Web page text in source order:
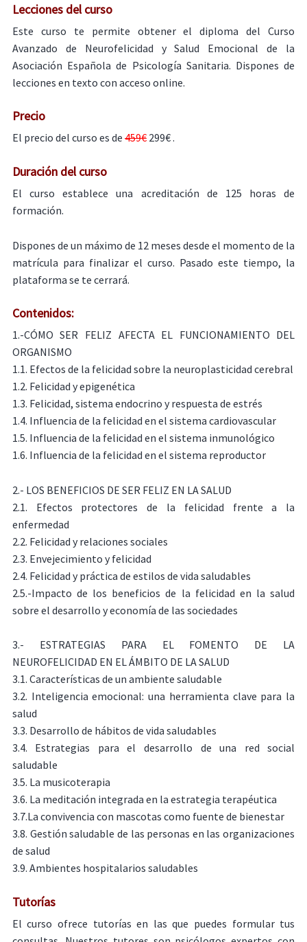
Lecciones del curso
Este curso te permite obtener el diploma del Curso
Avanzado de Neurofelicidad y Salud Emocional de la
Asociación Española de Psicología Sanitaria. Dispones de
lecciones en texto con acceso online.
Precio
El precio del curso es de 459€299€ .
Duración del curso
El curso establece una acreditación de 125 horas de
formación.
Dispones de un máximo de 12 meses desde el momento de la
matrícula para finalizar el curso. Pasado este tiempo, la
plataforma se te cerrará.
Contenidos:
1.-CÓMO SER FELIZ AFECTA EL FUNCIONAMIENTO DEL
ORGANISMO
1.1. Efectos de la felicidad sobre la neuroplasticidad cerebral
1.2. Felicidad y epigenética
1.3. Felicidad, sistema endocrino y respuesta de estrés
1.4. Influencia de la felicidad en el sistema cardiovascular
1.5. Influencia de la felicidad en el sistema inmunológico
1.6. Influencia de la felicidad en el sistema reproductor
2.- LOS BENEFICIOS DE SER FELIZ EN LA SALUD
2.1. Efectos protectores de la felicidad frente a la
enfermedad
2.2. Felicidad y relaciones sociales
2.3. Envejecimiento y felicidad
2.4. Felicidad y práctica de estilos de vida saludables
2.5.-Impacto de los beneficios de la felicidad en la salud
sobre el desarrollo y economía de las sociedades
3.- ESTRATEGIAS PARA EL FOMENTO DE LA
NEUROFELICIDAD EN EL ÁMBITO DE LA SALUD
3.1. Características de un ambiente saludable
3.2. Inteligencia emocional: una herramienta clave para la
salud
3.3. Desarrollo de hábitos de vida saludables
3.4. Estrategias para el desarrollo de una red social
saludable
3.5. La musicoterapia
3.6. La meditación integrada en la estrategia terapéutica
3.7.La convivencia con mascotas como fuente de bienestar
3.8. Gestión saludable de las personas en las organizaciones
de salud
3.9. Ambientes hospitalarios saludables
Tutorías
El curso ofrece tutorías en las que puedes formular tus